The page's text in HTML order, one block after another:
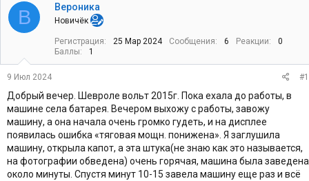
о
т
ы
а
н
ч
а
л
В Вероника
Новичёк
Регистрация 25 Мар 2024 Сообщения 6 Реакции
0
Баллы
1
9 Июл 2024 #1
Добрый вечер. Шевроле вольт 2015г. Пока ехала до работы, в
машине села батарея. Вечером выхожу с работы, завожу
машину, а она начала очень громко гудеть, и на дисплее
появилась ошибка «тяговая мощн. понижена». Я заглушила
машину, открыла капот, а эта штука(не знаю как это называется,
на фотографии обведена) очень горячая, машина была заведена
около минуты. Спустя минут 10-15 завела машину еще раз и всё